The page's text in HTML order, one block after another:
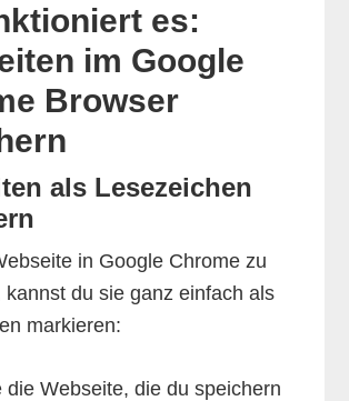
es:
im Google
Browser
als Lesezeichen
in Google Chrome zu
kannst du sie ganz einfach als
markieren:
die Webseite, die du speichern